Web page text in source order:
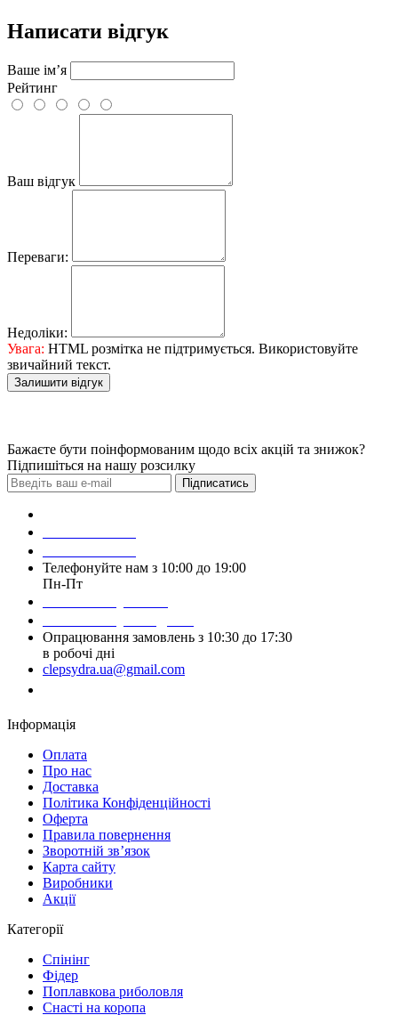
Написати відгук
Ваше ім’я
Рейтинг
Ваш відгук
Переваги:
Недоліки:
Увага: HTML розмітка не підтримується. Використовуйте
звичайний текст.
Залишити відгук
Бажаєте бути поінформованим щодо всіх акцій та знижок?
Підпишіться на нашу розсилку
Підписатись
Телефонуйте нам з 10:00 до 19:00
Пн-Пт
Опрацювання замовлень з 10:30 до 17:30
в робочі дні
clepsydra.ua@gmail.com
Інформація
Оплата
Про нас
Доставка
Політика Конфіденційності
Оферта
Правила повернення
Зворотній зв’язок
Карта сайту
Виробники
Акції
Категорії
Спінінг
Фідер
Поплавкова риболовля
Снасті на коропа